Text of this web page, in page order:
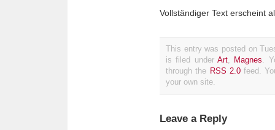
Vollständiger Text erscheint
This entry was posted on
is filed under Art, Magnes.
through the RSS 2.0feed.
your own site.
Leave a Reply